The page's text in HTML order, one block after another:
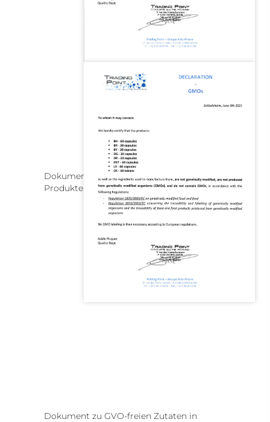
Dokument zu GVO-freien Zutaten in
Produkten
Dokument zu GVO-freien Zutaten in